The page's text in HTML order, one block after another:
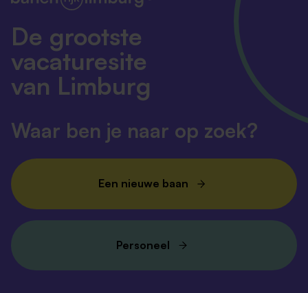
De grootste
vacaturesite
van Limburg
Waar ben je naar op zoek?
Een nieuwe baan
Personeel